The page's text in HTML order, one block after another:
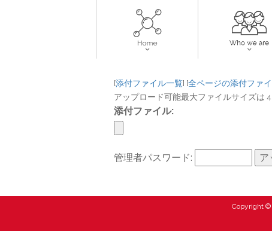
[添付ファイル一覧] [全ページの添付ファ
アップロード可能最大ファイルサイズは
添付ファイル:
管理者パスワード:
Copyright ©